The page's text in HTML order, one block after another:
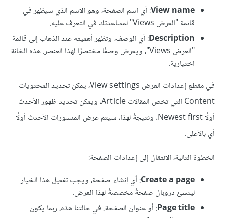
View name: أي اسم الصفحة، وهو الاسم الذي سيظهر في
قائمة "العرض Views" لمساعدتك في التعرف عليه.
Description: أي الوصف، وتظهر أهميته عند الذهاب إلى قائمة
"العرض Views"، ويعرض وصفًا مختصرًا لهذا العنصر. هذه الخانة
اختيارية.
في مقطع إعدادات العرض View settings، يمكن تحديد المحتويات
Content التي تخص المقالات Article، ويمكن تحديد ظهور الأحدث
أولًا Newest first. ونتيجةً لهذا، سيتم عرض المنشورات الأحدث أولًا
أي بالأعلى.
الخطوة التالية، الانتقال إلى إعدادات الصفحة:
Create a page: أي إنشاء صفحة، ويجب تفعيل هذا الخيار
لينشئ دروبال صفحةً مخصصةً لهذا العرض.
Page title: أو عنوان الصفحة. في حالتنا هذه، ربما يكون